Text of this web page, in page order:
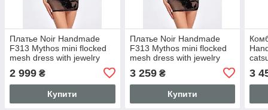
Платье Noir Handmade
F313 Mythos mini flocked
mesh dress with jewelry
2 999 ₴
Купити
Платье Noir Handmade
F313 Mythos mini flocked
mesh dress with jewelry
3 259₴
Купити
the
3